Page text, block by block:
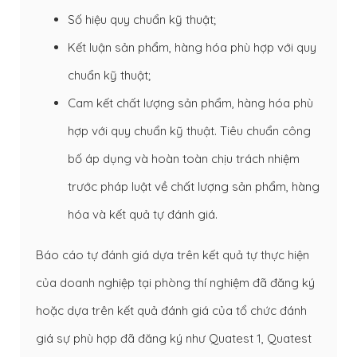
Số hiệu quy chuẩn kỹ thuật;
Kết luận sản phẩm, hàng hóa phù hợp với quy
chuẩn kỹ thuật;
Cam kết chất lượng sản phẩm, hàng hóa phù
hợp với quy chuẩn kỹ thuật. Tiêu chuẩn công
bố áp dụng và hoàn toàn chịu trách nhiệm
trước pháp luật về chất lượng sản phẩm, hàng
hóa và kết quả tự đánh giá.
Báo cáo tự đánh giá dựa trên kết quả tự thực hiện
của doanh nghiệp tại phòng thí nghiệm đã đăng ký
hoặc dựa trên kết quả đánh giá của tổ chức đánh
giá sự phù hợp đã đăng ký như Quatest 1, Quatest